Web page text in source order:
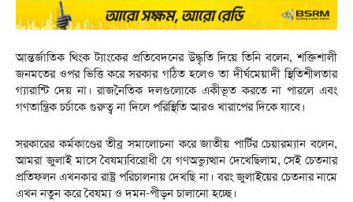
আন্তর্জাতিক থিংক ট্যাংকের প্রতিবেদনের উদ্ধৃতি দিয়ে তিনি বলেন, শক্তিশালী
জনমতের ওপর ভিত্তি করে সরকার গঠিত হলেও তা দীর্ঘমেয়াদী স্থিতিশীলতার
গ্যারান্টি দেয় না। রাজনৈতিক দলগুলোকে একীভূত করতে না পারলে এবং
গণতান্ত্রিক চর্চাকে গুরুত্ব না দিলে পরিস্থিতি আরও খারাপের দিকে যাবে।
সরকারের কর্মকাণ্ডের তীব্র সমালোচনা করে জাতীয় পার্টির চেয়ারম্যান বলেন,
আমরা জুলাই মাসে বৈষম্যবিরোধী যে গণঅভ্যুত্থান দেখেছিলাম, সেই চেতনার
প্রতিফলন এখনকার রাষ্ট্র পরিচালনায় দেখছি না। বরং জুলাইয়ের চেতনার নামে
এখন নতুন করে বৈষম্য ও দমন-পীড়ন চালানো হচ্ছে।